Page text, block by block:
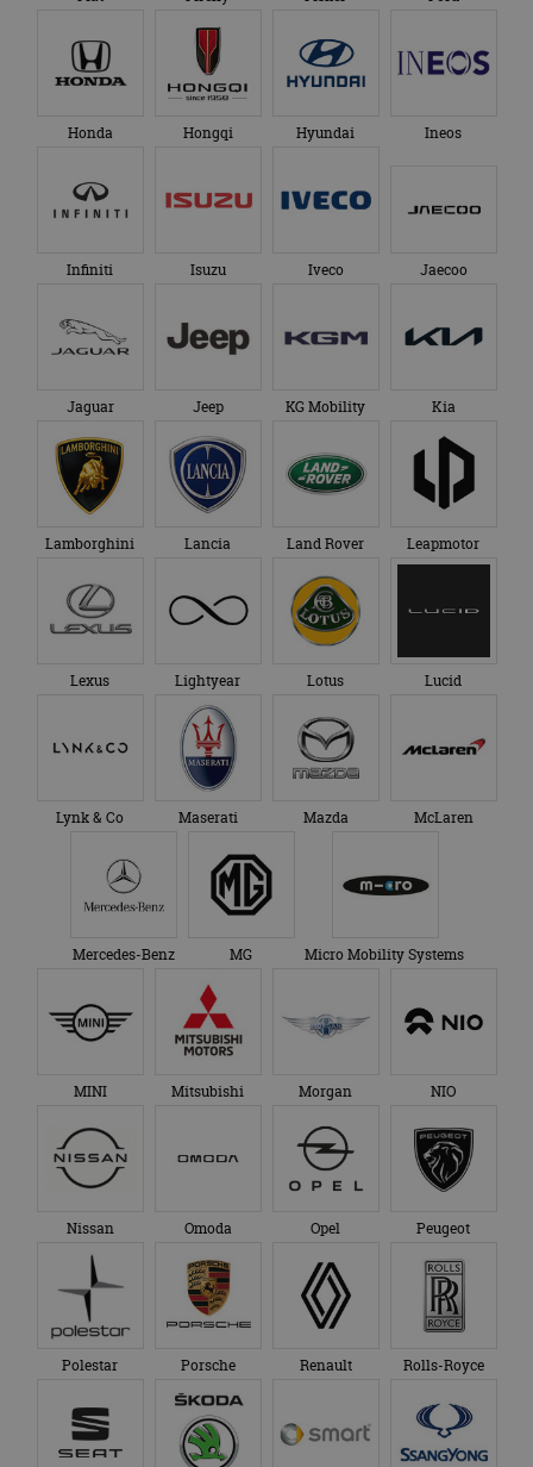
Honda Hongqi Hyundai Ineos
Infiniti Isuzu Iveco Jaecoo
Jaguar Jeep KG Mobility Kia
Lamborghini Lancia Land Rover Leapmotor
Lexus Lightyear Lotus Lucid
Lynk & Co Maserati Mazda McLaren
Mercedes-Benz MG Micro Mobility Systems
MINI Mitsubishi Morgan NIO
Nissan Omoda Opel Peugeot
Polestar Porsche Renault Rolls-Royce